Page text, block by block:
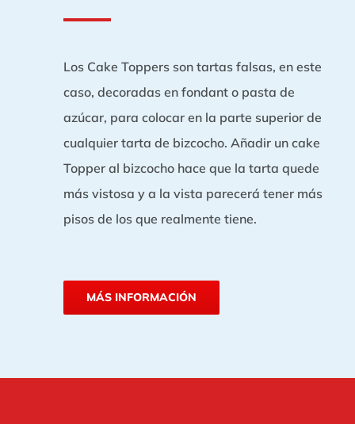
Los Cake Toppers son tartas falsas, en este
caso, decoradas en fondant o pasta de
azúcar, para colocar en la parte superior de
cualquier tarta de bizcocho. Añadir un cake
Topper al bizcocho hace que la tarta quede
más vistosa y a la vista parecerá tener más
pisos de los que realmente tiene.
MÁS INFORMACIÓN